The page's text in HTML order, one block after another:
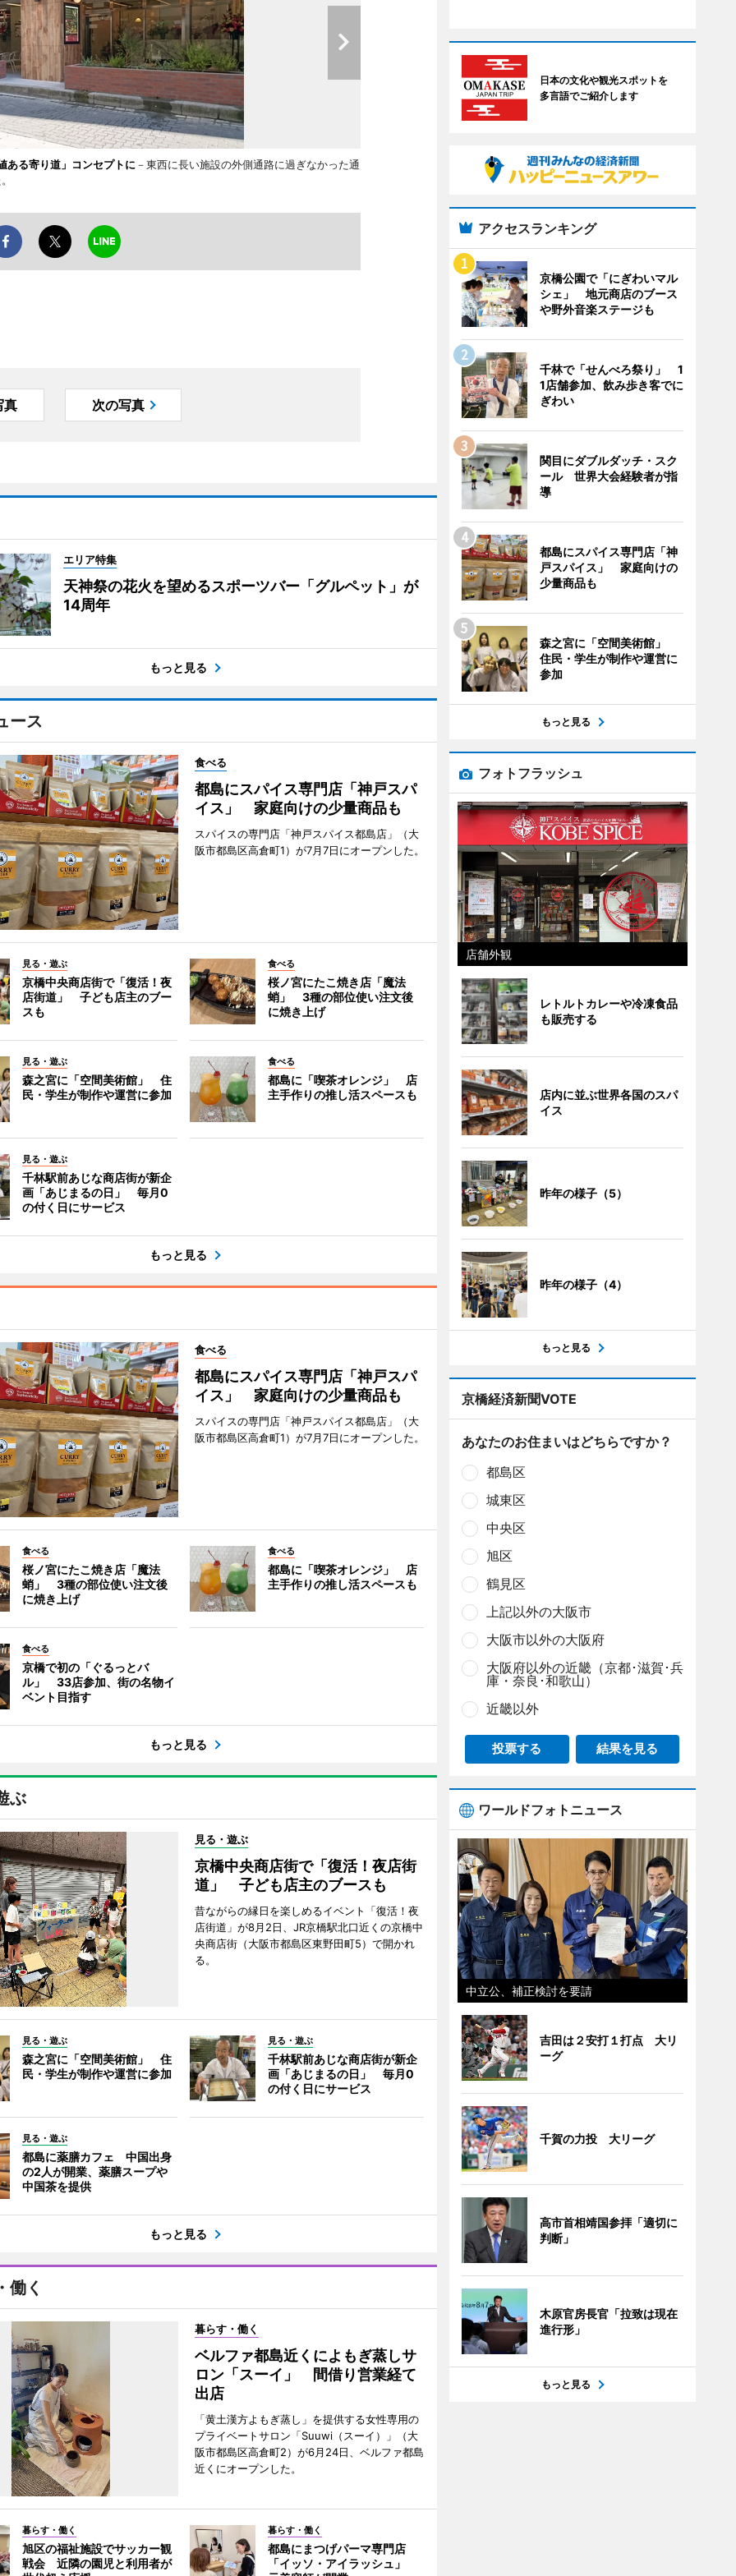
る寄り道」コンセプトに －東西に長い施設の外側通路に過ぎなかった通
真 次の写真
エリア特集
天神祭の花火を望めるスポーツバー「グルペット」が
14周年
もっと見る
ース
食べる
都島にスパイス専門店「神戸スパ
イス」 家庭向けの少量商品も
スパイスの専門店「神戸スパイス都島店」（大
阪市都島区高倉町1）が7月7日にオープンした。
見る・遊ぶ
京橋中央商店街で「復活！夜
店街道」 子ども店主のブー
スも
食べる
桜ノ宮にたこ焼き店「魔法
蛸」 3種の部位使い注文後
に焼き上げ
見る・遊ぶ
森之宮に「空間美術館」 住
民・学生が制作や運営に参加
食べる
都島に「喫茶オレンジ」 店
主手作りの推し活スペースも
見る・遊ぶ
千林駅前あじな商店街が新企
画「あじまるの日」 毎月0
の付く日にサービス
もっと見る
食べる
都島にスパイス専門店「神戸スパ
イス」 家庭向けの少量商品も
スパイスの専門店「神戸スパイス都島店」（大
阪市都島区高倉町1）が7月7日にオープンした。
食べる
桜ノ宮にたこ焼き店「魔法
蛸」 3種の部位使い注文後
に焼き上げ
食べる
都島に「喫茶オレンジ」 店
主手作りの推し活スペースも
食べる
京橋で初の「ぐるっとバ
ル」 33店参加、街の名物イ
ベント目指す
もっと見る
ぶ
見る・遊ぶ
京橋中央商店街で「復活！夜店街
道」 子ども店主のブースも
昔ながらの縁日を楽しめるイベント「復活！夜
店街道」が8月2日、JR京橋駅北口近くの京橋中
央商店街（大阪市都島区東野田町5）で開かれ
る。
見る・遊ぶ
森之宮に「空間美術館」 住
民・学生が制作や運営に参加
見る・遊ぶ
千林駅前あじな商店街が新企
画「あじまるの日」 毎月0
の付く日にサービス
見る・遊ぶ
都島に薬膳カフェ 中国出身
の2人が開業、薬膳スープや
中国茶を提供
もっと見る
働く
暮らす・働く
ベルファ都島近くによもぎ蒸しサ
ロン「スーイ」 間借り営業経て
出店
「黄土漢方よもぎ蒸し」を提供する女性専用の
プライベートサロン「Suuwi（スーイ）」（大
阪市都島区高倉町2）が6月24日、ベルファ都島
近くにオープンした。
暮らす・働く
旭区の福祉施設でサッカー観
戦会 近隣の園児と利用者が
暮らす・働く
都島にまつげパーマ専門店
「イッソ・アイラッシュ」
日本の文化や観光スポットを
多言語でご紹介します
アクセスランキング
京橋公園で「にぎわいマル
シェ」 地元商店のブース
や野外音楽ステージも
千林で「せんべろ祭り」 1
1店舗参加、飲み歩き客でに
ぎわい
関目にダブルダッチ・スク
ール 世界大会経験者が指
導
都島にスパイス専門店「神
戸スパイス」 家庭向けの
少量商品も
森之宮に「空間美術館」
住民・学生が制作や運営に
参加
もっと見る
フォトフラッシュ
店舗外観
レトルトカレーや冷凍食品
も販売する
店内に並ぶ世界各国のスパ
イス
昨年の様子（5）
昨年の様子（4）
もっと見る
京橋経済新聞VOTE
あなたのお住まいはどちらですか？
都島区
城東区
中央区
旭区
鶴見区
上記以外の大阪市
大阪市以外の大阪府
大阪府以外の近畿（京都･滋賀･兵
庫・奈良･和歌山）
近畿以外
投票する 結果を見る
ワールドフォトニュース
中立公、補正検討を要請
吉田は２安打１打点 大リ
ーグ
千賀の力投 大リーグ
高市首相靖国参拝「適切に
判断」
木原官房長官「拉致は現在
進行形」
もっと見る